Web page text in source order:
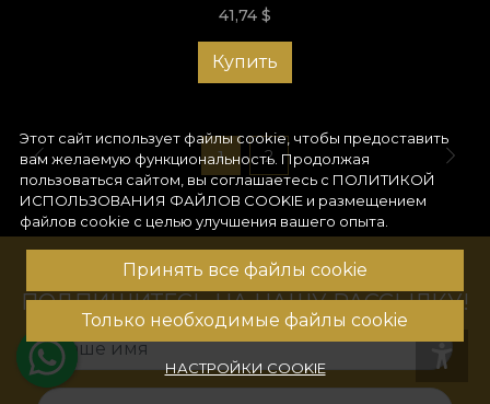
41,74 $
Купить
1 2
Этот сайт использует файлы cookie, чтобы предоставить
вам желаемую функциональность. Продолжая
пользоваться сайтом, вы соглашаетесь с ПОЛИТИКОЙ
ИСПОЛЬЗОВАНИЯ ФАЙЛОВ COOKIE и размещением
файлов cookie с целью улучшения вашего опыта.
Принять все файлы cookie
Только необходимые файлы cookie
НАСТРОЙКИ COOKIE
ПОДПИШИТЕСЬ НА НАШУ РАССЫЛКУ!
Ваше имя